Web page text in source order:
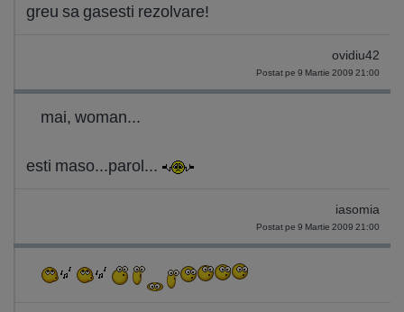
greu sa gasesti rezolvare!
ovidiu42
Postat pe 9 Martie 2009 21:00
mai, woman...
esti maso...parol...
iasomia
Postat pe 9 Martie 2009 21:00